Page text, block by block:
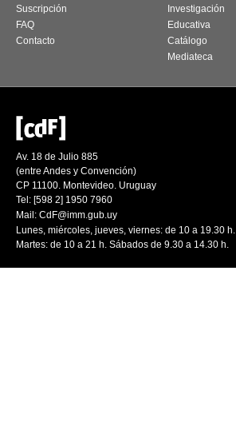
Suscripción
FAQ
Contacto
Investigación
Educativa
Catálogo
Mediateca
Av. 18 de Julio 885
(entre Andes y Convención)
CP 11100. Montevideo. Uruguay
Tel: [598 2] 1950 7960
Mail: CdF@imm.gub.uy
Lunes, miércoles, jueves, viernes: de 10 a 19.30 h.
Martes: de 10 a 21 h. Sábados de 9.30 a 14.30 h.